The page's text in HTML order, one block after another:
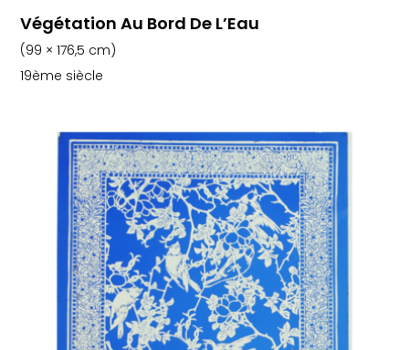
Végétation Au Bord De L’Eau
(99 × 176,5 cm)
19ème siècle